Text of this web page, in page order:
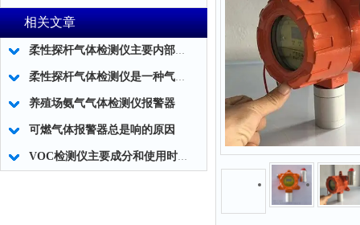
相关文章
柔性探杆气体检测仪主要内部结构简述
柔性探杆气体检测仪是一种气体泄露浓度检测的仪器仪表工具
养殖场氨气气体检测仪报警器
可燃气体报警器总是响的原因
VOC检测仪主要成分和使用时应注意事项